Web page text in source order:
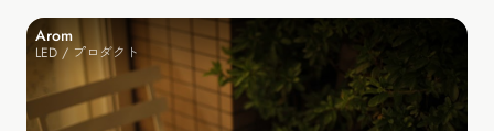
Arom
LED / プロダクト